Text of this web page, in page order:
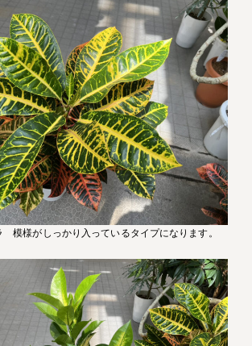
様がしっかり入っているタイプになります。